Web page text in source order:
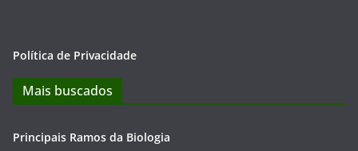
Política de Privacidade
Mais buscados
Principais Ramos da Biologia